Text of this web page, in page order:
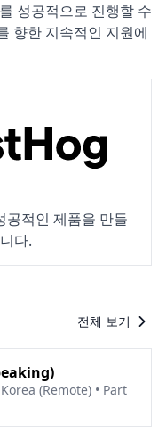
성공적으로 진행할 수
향한 지속적인 지원에
공적인 제품을 만들
다.
전체 보기
(Remote) • Part